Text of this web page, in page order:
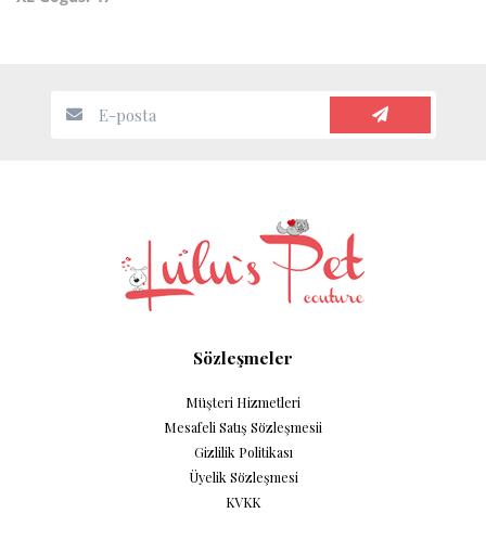
Sözleşmeler
Müşteri Hizmetleri
Mesafeli Satış Sözleşmesii
Gizlilik Politikası
Üyelik Sözleşmesi
KVKK